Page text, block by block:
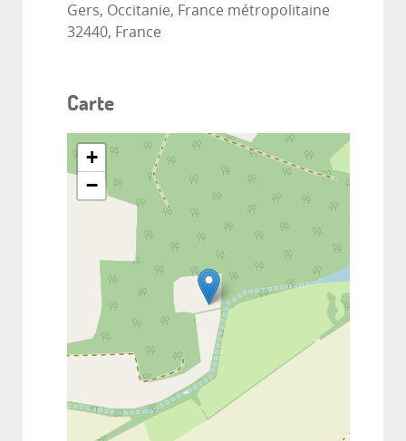
Gers, Occitanie, France métropolitaine
32440, France
Carte
+
−